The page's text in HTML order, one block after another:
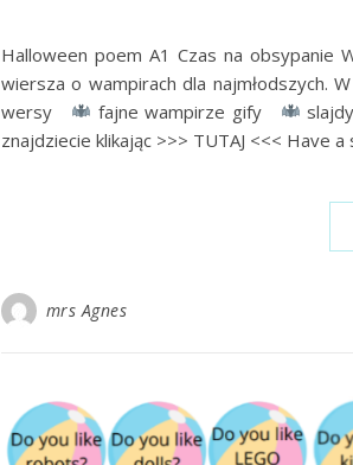
Halloween poem A1 Czas na obsypanie
wiersza o wampirach dla najmłodszych.
wersy
fajne wampirze gify
znajdziecie klikając >>> TUTAJ <<< Have a
mrs Agnes